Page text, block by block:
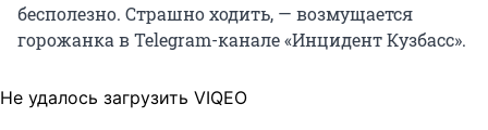
бесполезно. Страшно ходить, — возмущается
горожанка в Telegram-канале «Инцидент Кузбасс».
Не удалось загрузить VIQEO